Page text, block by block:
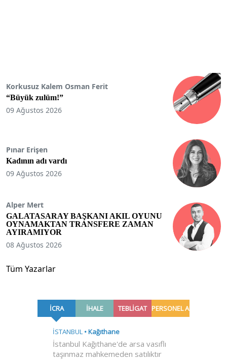
Korkusuz Kalem Osman Ferit
“Büyük zulüm!”
09 Ağustos 2026
Pınar Erişen
Kadının adı vardı
09 Ağustos 2026
Alper Mert
GALATASARAY BAŞKANI AKIL OYUNU
OYNAMAKTAN TRANSFERE ZAMAN
AYIRAMIYOR
08 Ağustos 2026
Tüm Yazarlar